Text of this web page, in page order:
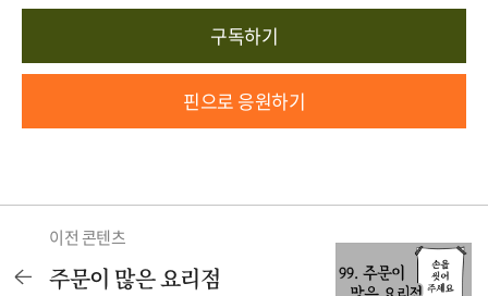
구독하기
핀으로 응원하기
이전 콘텐츠
주문이 많은 요리점